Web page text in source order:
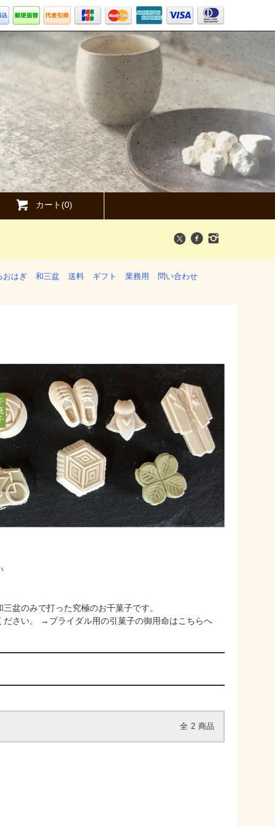
カート(0)
おはぎ 和三盆 送料 ギフト 業務用 問い合わせ
盆のみで打った究極のお干菓子です。
さい。
→ブライダル用の引菓子の御用命はこちらへ
全 2 商品